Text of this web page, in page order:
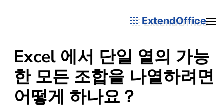
ExtendOffice
Excel 에서 단일 열의 가능
한 모든 조합을 나열하려면
어떻게 하나요？